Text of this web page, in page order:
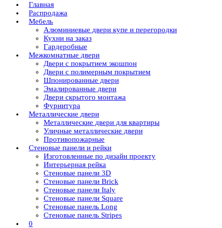
Главная
Распродажа
Мебель
Алюминиевые двери купе и перегородки
Кухни на заказ
Гардеробные
Межкомнатные двери
Двери с покрытием экошпон
Двери с полимерным покрытием
Шпонированные двери
Эмалированные двери
Двери скрытого монтажа
Фурнитура
Металлические двери
Металлические двери для квартиры
Уличные металлические двери
Противопожарные
Стеновые панели и рейки
Изготовленные по дизайн проекту
Интерьерная рейка
Стеновые панели 3D
Стеновые панели Brick
Стеновые панели Italy
Стеновые панели Square
Стеновые панель Long
Стеновые панель Stripes
0